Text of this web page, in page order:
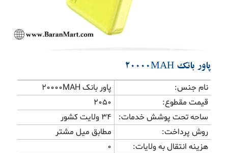
پاور بانک 20000MAH
نام جنس:
پاور بانک 20000MAH
قیمت مقطوع:
2050
ساحه تحت پوشش خدمات:
۳۴ ولایت کشور
روش پرداخت:
مطابق میل مشتر
هزینه انتقال به ولایات:
0